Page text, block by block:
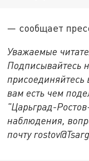
— сообщает
Уважаемые
Подписывайтесь
присоединяйтесь
вам есть чем
"Царьград-
наблюдения,
почту